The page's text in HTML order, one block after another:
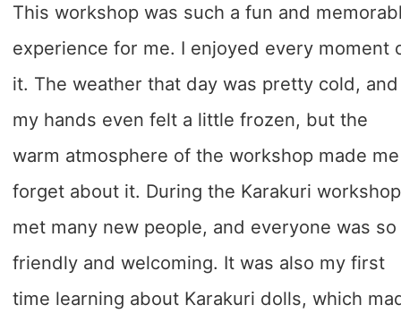
This workshop was such a fun and
experience for me. I enjoyed every moment
it. The weather that day was pretty cold, and
my hands even felt a little frozen, but the
warm atmosphere of the workshop made me
forget about it. During the Karakuri
met many new people, and everyone was so
friendly and welcoming. It was also my first
time learning about Karakuri dolls, which